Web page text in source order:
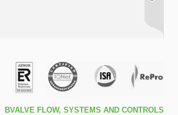
BVALVE FLOW, SYSTEMS AND CONTROLS